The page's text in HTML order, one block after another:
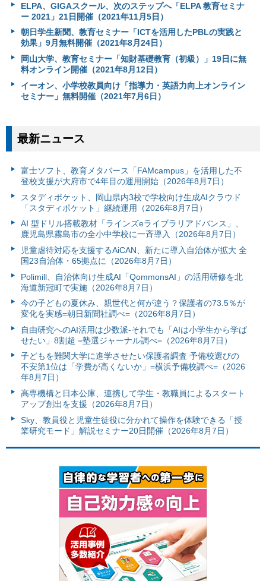
ELPA、GIGAスクール、次のステップへ「ELPA 教育セミナ
ー 2021」21日開催（2021年11月5日）
朝日学生新聞、教育セミナー「ICTを活用したPBLの実践と
効果」9月無料開催（2021年8月24日）
岡山大学、教育セミナー「知財基礎教育（初級）」19日に無
料オンライン開催（2021年8月12日）
イーオン、小学校教員向け「指導力・英語力向上オンライン
セミナー」無料開催（2021年7月6日）
最新ニュース
富⼠ソフト、教育メタバース「FAMcampus」を活用した不
登校支援が大府市で4年目の運用開始（2026年8月7日）
スタディポケット、岡山県内3校で学校向け生成AIクラウド
「スタディポケット」継続運用（2026年8月7日）
AI 型ドリル搭載教材「ラインズeライブラリアドバンス」、
鹿児島県霧島市の全小中学校に一斉導入（2026年8月7日）
児童虐待対応を支援するAiCAN、新たに導入自治体が拡大 全
国23自治体・65拠点に（2026年8月7日）
Polimill、自治体向け生成AI「QommonsAI」の活用研修を北
海道新冠町で実施（2026年8月7日）
今の子どもの夏休み、親世代と何が違う？保護者の73.5％が
変化を実感=朝日新聞社調べ=（2026年8月7日）
自由研究へのAI活用は少数派-それでも「AIは小学生から学ば
せたい」8割超 =塾選ジャーナル調べ=（2026年8月7日）
子どもを難関大学に進学させたい保護者調査 予備校選びの
不安第1位は「学費が高くないか」=横浜予備校調べ=（2026
年8月7日）
高専機構と日本公庫、連携して学生・教職員によるスタート
アップ創出を支援（2026年8月7日）
Sky、教員役と児童生徒役に分かれて操作を体験できる「授
業研究モード」解説セミナー20日開催（2026年8月7日）